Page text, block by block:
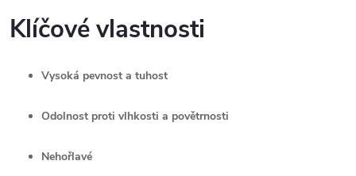
Klíčové vlastnosti
Vysoká pevnost a tuhost
Odolnost proti vlhkosti a povětrnosti
Nehořlavé